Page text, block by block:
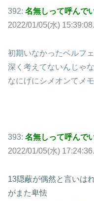
392: 名無しって呼んで
2022/01/05(水)
初期いなかったベルフ
深く考えてないんじゃ
なにげにシメオンてメ
393: 名無しって呼んで
2022/01/05(水)
13隠蔽が偶然と言いは
がまた卑怯